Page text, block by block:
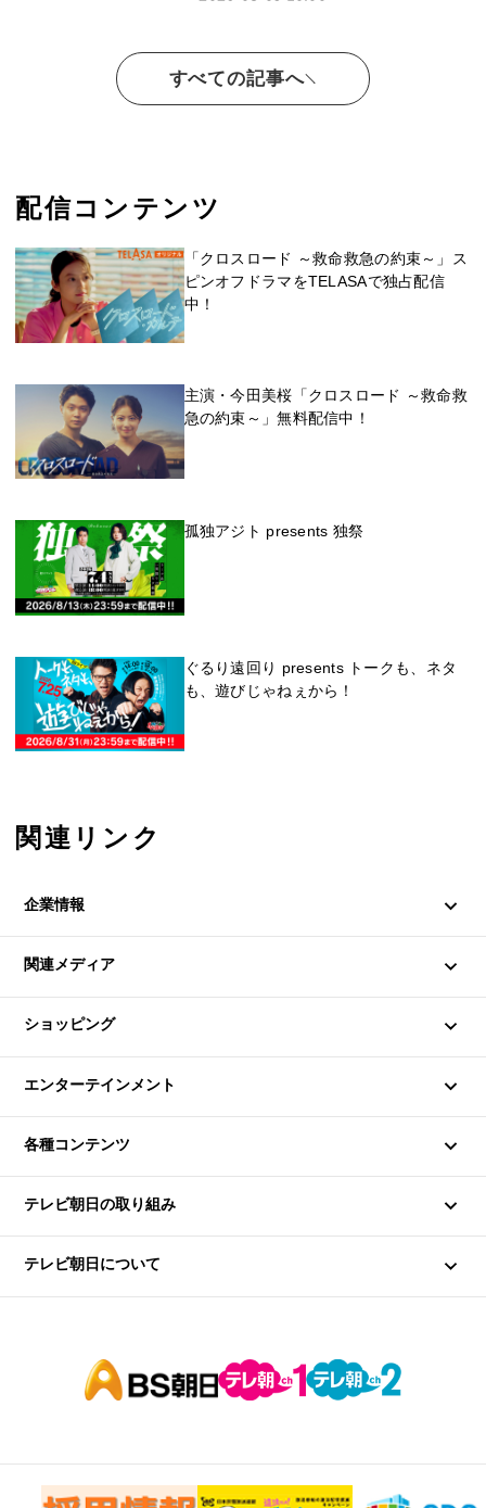
すべての記事へ
配信コンテンツ
「クロスロード ～救命救急の約束～」ス
ピンオフドラマをTELASAで独占配信
中！
主演・今田美桜「クロスロード ～救命救
急の約束～」無料配信中！
孤独アジト presents 独祭
ぐるり遠回り presents トークも、ネタ
も、遊びじゃねぇから！
関連リンク
企業情報
企業情報
IR
グループ会社一覧
電子公告
テレビ朝日/アクセス・見学・講座
関連メディア
テレ朝動画
テレ朝POST
withテレ朝
ショッピング
番組グッズ
テレビ通販
エンターテインメント
劇場公開映画
イベント
テレ朝チケット
EX THEATER ROPPONGI
泰流コンテンツ
TOKYO DREAM PARK
各種コンテンツ
アナウンサーズ
プレゼント・観覧募集
ゴーちゃん。
テレビ朝日の取り組み
アナウンサー・ナレータースクール
ドラえもん募金
テレビ朝日について
個人情報等について
リンクについて